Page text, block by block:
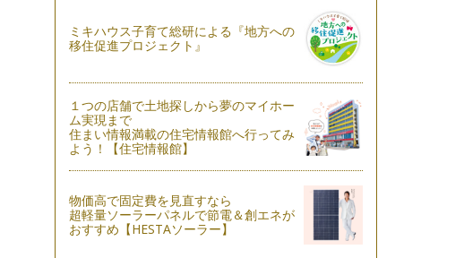
ミキハウス子育て総研による『地方への
移住促進プロジェクト』
１つの店舗で土地探しから夢のマイホー
ム実現まで
住まい情報満載の住宅情報館へ行ってみ
よう！【住宅情報館】
物価高で固定費を見直すなら
超軽量ソーラーパネルで節電＆創エネが
おすすめ【HESTAソーラー】